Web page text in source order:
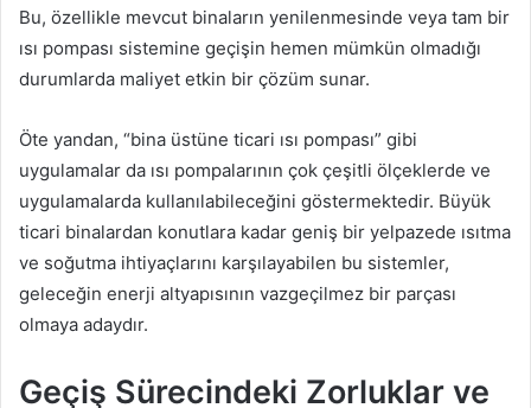
Bu, özellikle mevcut binaların yenilenmesinde veya tam bir
ısı pompası sistemine geçişin hemen mümkün olmadığı
durumlarda maliyet etkin bir çözüm sunar.
Öte yandan, “bina üstüne ticari ısı pompası” gibi
uygulamalar da ısı pompalarının çok çeşitli ölçeklerde ve
uygulamalarda kullanılabileceğini göstermektedir. Büyük
ticari binalardan konutlara kadar geniş bir yelpazede ısıtma
ve soğutma ihtiyaçlarını karşılayabilen bu sistemler,
geleceğin enerji altyapısının vazgeçilmez bir parçası
olmaya adaydır.
Geçiş Sürecindeki Zorluklar ve